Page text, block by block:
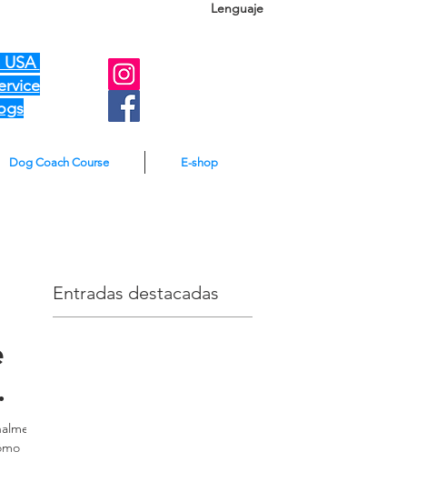
Lenguaje
Dog Coach Course E-shop
Entradas destacadas